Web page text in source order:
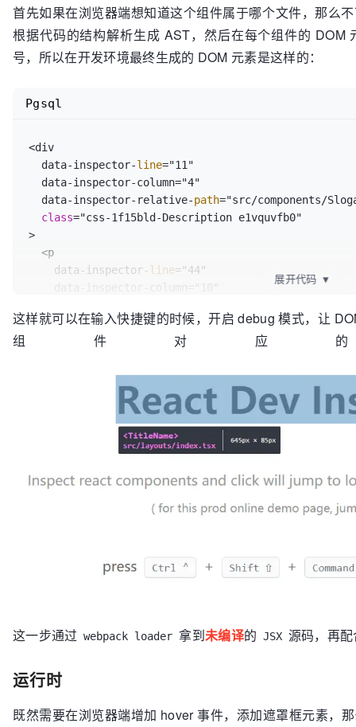
首先如果在浏览器端想知道这个组件属于哪个文件，那么
根据代码的结构解析生成 AST，然后在每个组件的 DOM
号，所以在开发环境最终生成的 DOM 元素是这样的：
<div
data-inspector-line="11"
data-inspector-column="4"
data-inspector-relative-path="src/components/
class="css-1f15bld-Description e1vquvfb0"
>
<p
data-inspector-line="44"
data-inspector-column="10"
>
Inspect react components
click will jump to
Pgsql
展开代码 ▼
这样就可以在输入快捷键的时候，开启 debug 模式，让
组件对应
这一步通过 webpack loader 拿到未编译的 JSX 源码，再
运行时
既然需要在浏览器端增加 hover 事件，添加遮罩框元素，